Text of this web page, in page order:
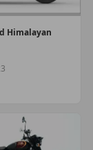
Himalayan